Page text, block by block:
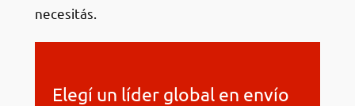
necesitás.
Elegí un líder global en envío